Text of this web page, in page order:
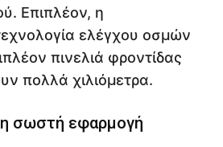
Επιπλέον, η
ελέγχου οσμών
πινελιά φροντίδας
πολλά χιλιόμετρα.
σωστή εφαρμογή